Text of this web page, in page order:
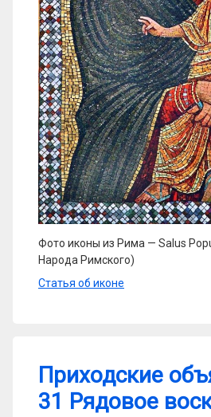
Фото иконы из Рима — Salus
Народа Римского)
Статья об иконе
Приходские
31 Рядовое